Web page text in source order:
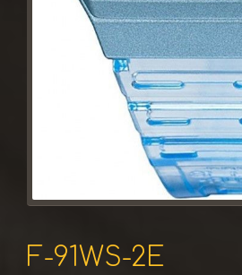
F-91WS-2E